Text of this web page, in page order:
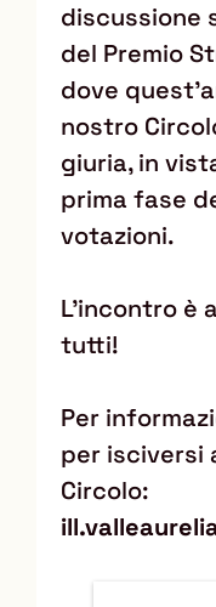
discussione
del Premio
dove
nostro
giuria, in
prima fase
votazioni.
L'incontro è
tutti!
Per
per isciversi
Circolo: